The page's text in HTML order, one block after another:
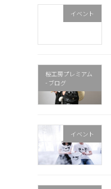
イベント
桜工房プレミアム
- ブログ
イベント